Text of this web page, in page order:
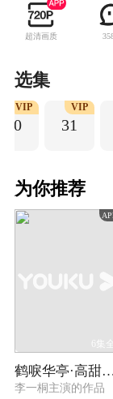
超清画质
选集
30
VIP
31
VIP
为你推荐
6集全
鹤唳华亭·高甜番外
李一桐主演的作品